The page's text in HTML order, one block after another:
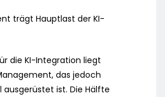
trägt Hauptlast der KI-
die KI-Integration liegt
das jedoch
ist. Die Hälfte